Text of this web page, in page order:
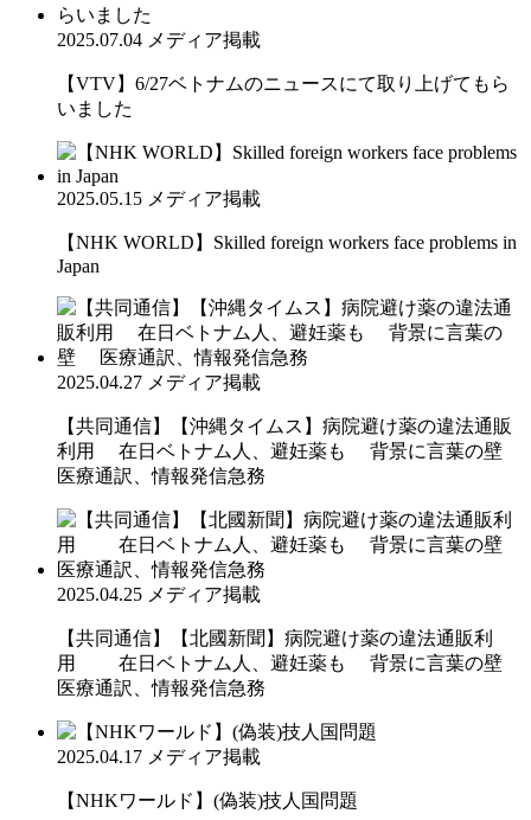
2025.07.04 メディア掲載
【VTV】6/27ベトナムのニュースにて取り上げてもら
いました
2025.05.15 メディア掲載
【NHK WORLD】Skilled foreign workers face problems in
Japan
2025.04.27 メディア掲載
【共同通信】【沖縄タイムス】病院避け薬の違法通販
利用 在日ベトナム人、避妊薬も 背景に言葉の壁
医療通訳、情報発信急務
2025.04.25 メディア掲載
【共同通信】【北國新聞】病院避け薬の違法通販利
用 在日ベトナム人、避妊薬も 背景に言葉の壁
医療通訳、情報発信急務
2025.04.17 メディア掲載
【NHKワールド】(偽装)技人国問題